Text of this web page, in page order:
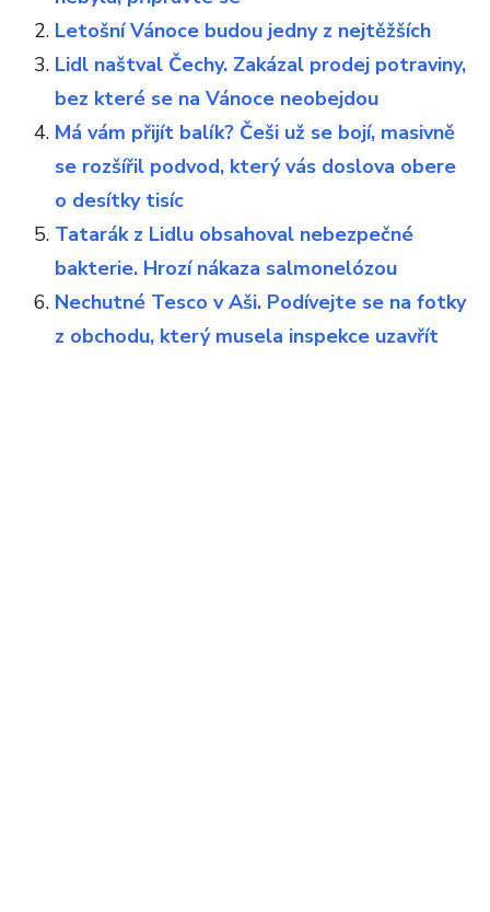
Letošní Vánoce budou jedny z nejtěžších
Lidl naštval Čechy. Zakázal prodej potraviny,
bez které se na Vánoce neobejdou
Má vám přijít balík? Češi už se bojí, masivně
se rozšířil podvod, který vás doslova obere
o desítky tisíc
Tatarák z Lidlu obsahoval nebezpečné
bakterie. Hrozí nákaza salmonelózou
Nechutné Tesco v Aši. Podívejte se na fotky
z obchodu, který musela inspekce uzavřít